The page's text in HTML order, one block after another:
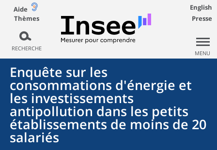
Aide
Thèmes
RECHERCHE
English
Presse
MENU
Enquête sur les
consommations d'énergie et
les investissements
antipollution dans les petits
établissements de moins de 20
salariés